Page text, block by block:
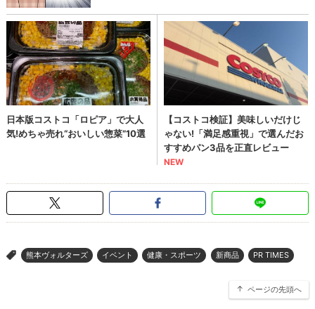
> 熊本ヴォルターズ イベント 健康・スポーツ 新商品 PR TIMES
ページの先頭へ